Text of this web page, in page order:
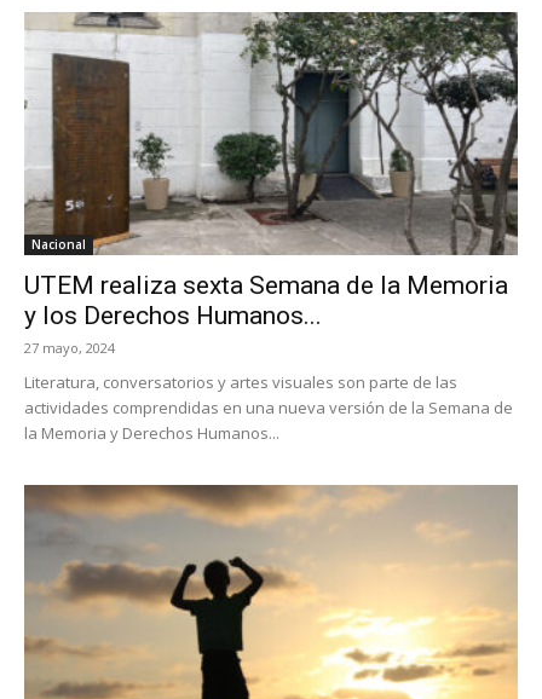
Nacional
UTEM realiza sexta Semana de la Memoria
y los Derechos Humanos...
27 mayo, 2024
Literatura, conversatorios y artes visuales son parte de las
actividades comprendidas en una nueva versión de la Semana de
la Memoria y Derechos Humanos...